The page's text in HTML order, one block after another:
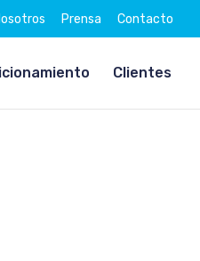
Prensa Contacto
Clientes